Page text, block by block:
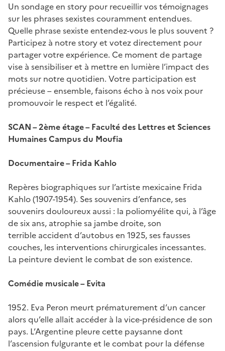
Un sondage en story pour recueillir vos témoignages
sur les phrases sexistes couramment entendues.
Quelle phrase sexiste entendez-vous le plus souvent ?
Participez à notre story et votez directement pour
partager votre expérience. Ce moment de partage
vise à sensibiliser et à mettre en lumière l’impact des
mots sur notre quotidien. Votre participation est
précieuse – ensemble, faisons écho à nos voix pour
promouvoir le respect et l’égalité.
SCAN – 2ème étage – Faculté des Lettres et Sciences
Humaines Campus du Moufia
Documentaire – Frida Kahlo
Repères biographiques sur l’artiste mexicaine Frida
Kahlo (1907-1954). Ses souvenirs d’enfance, ses
souvenirs douloureux aussi : la poliomyélite qui, à l’âge
de six ans, atrophie sa jambe droite, son
terrible accident d’autobus en 1925, ses fausses
couches, les interventions chirurgicales incessantes.
La peinture devient le combat de son existence.
Comédie musicale – Evita
1952. Eva Peron meurt prématurement d’un cancer
alors qu’elle allait accéder à la vice-présidence de son
pays. L’Argentine pleure cette paysanne dont
l’ascension fulgurante et le combat pour la défense